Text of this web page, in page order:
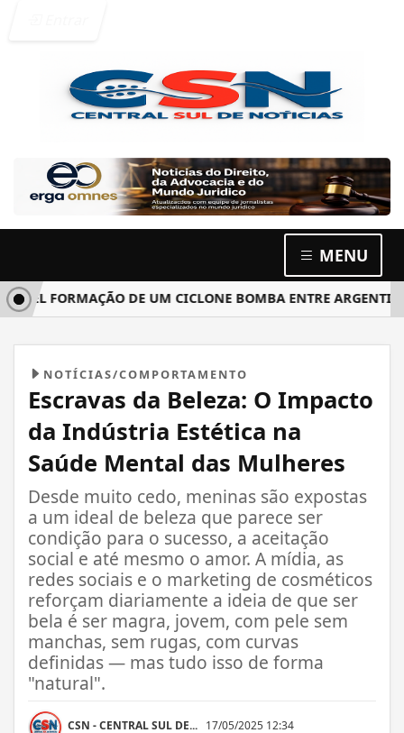
MENU
FORMAÇÃO DE UM CICLONE BOMBA ENTRE ARGENTINA,
NOTÍCIAS/COMPORTAMENTO
Escravas da Beleza: O Impacto
da Indústria Estética na
Saúde Mental das Mulheres
Desde muito cedo, meninas são expostas
a um ideal de beleza que parece ser
condição para o sucesso, a aceitação
social e até mesmo o amor. A mídia, as
redes sociais e o marketing de cosméticos
reforçam diariamente a ideia de que ser
bela é ser magra, jovem, com pele sem
manchas, sem rugas, com curvas
definidas — mas tudo isso de forma
"natural".
CSN - CENTRAL SUL DE... 17/05/2025 12:34